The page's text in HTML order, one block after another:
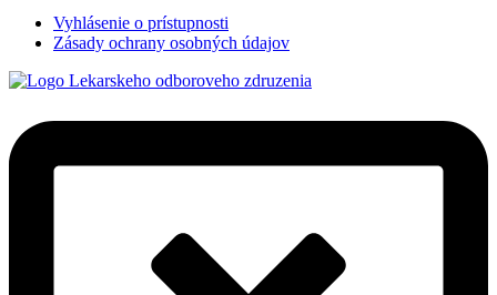
Vyhlásenie o prístupnosti
Zásady ochrany osobných údajov